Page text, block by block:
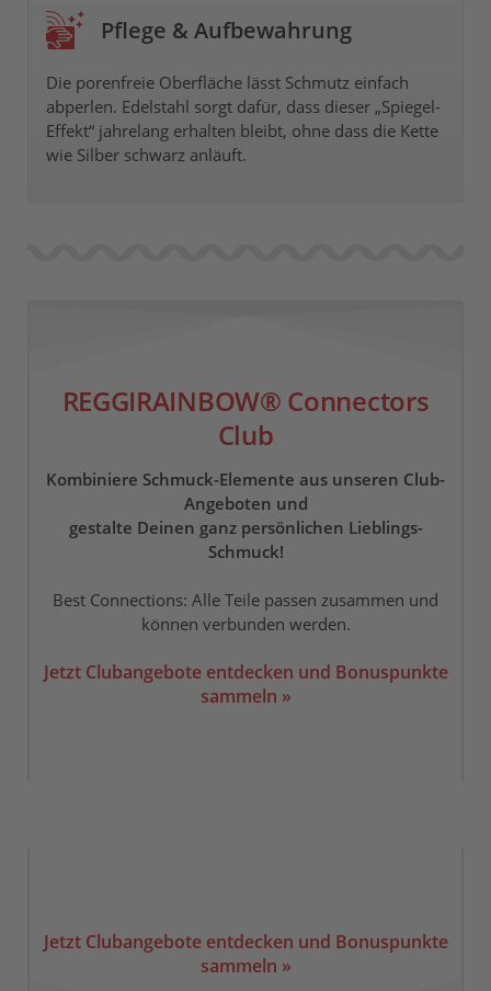
Pflege & Aufbewahrung
Die porenfreie Oberfläche lässt Schmutz einfach
abperlen. Edelstahl sorgt dafür, dass dieser „Spiegel-
Effekt“ jahrelang erhalten bleibt, ohne dass die Kette
wie Silber schwarz anläuft.
REGGIRAINBOW® Connectors
Club
Kombiniere Schmuck-Elemente aus unseren Club-
Angeboten und
gestalte Deinen ganz persönlichen Lieblings-
Schmuck!
Best Connections: Alle Teile passen zusammen und
können verbunden werden.
Jetzt Clubangebote entdecken und Bonuspunkte
sammeln »
Jetzt Clubangebote entdecken und Bonuspunkte
sammeln »